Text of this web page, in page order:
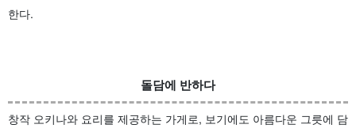
한다.
돌담에 반하다
창작 오키나와 요리를 제공하는 가게로, 보기에도 아름다운 그릇에 담